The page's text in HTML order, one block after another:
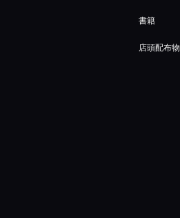
書籍
店頭配布物